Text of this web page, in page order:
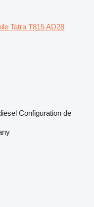
Tatra T815 AD28
Configuration de